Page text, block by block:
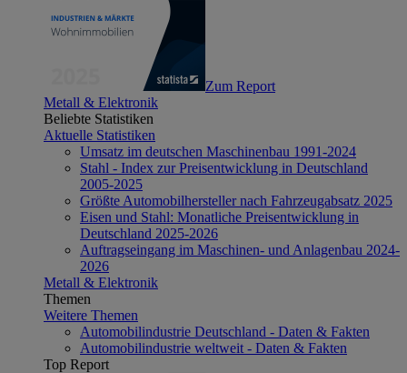
Zum Report
Metall & Elektronik
Beliebte Statistiken
Aktuelle Statistiken
Umsatz im deutschen Maschinenbau 1991-2024
Stahl - Index zur Preisentwicklung in Deutschland
2005-2025
Größte Automobilhersteller nach Fahrzeugabsatz 2025
Eisen und Stahl: Monatliche Preisentwicklung in
Deutschland 2025-2026
Auftragseingang im Maschinen- und Anlagenbau 2024-
2026
Metall & Elektronik
Themen
Weitere Themen
Automobilindustrie Deutschland - Daten & Fakten
Automobilindustrie weltweit - Daten & Fakten
Top Report